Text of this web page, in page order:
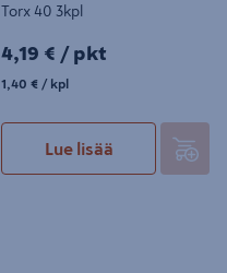
Torx 40 3kpl
4,19€/pkt
4,19 € / pkt
1,40€/kpl
1,40 € / kpl
Lue lisää